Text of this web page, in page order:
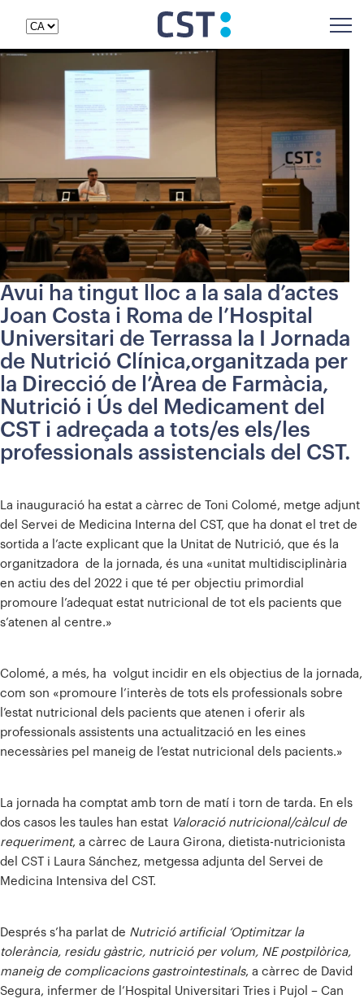
Avui ha tingut lloc a la sala d’actes
Joan Costa i Roma de l’Hospital
Universitari de Terrassa la I Jornada
de Nutrició Clínica,organitzada per
la Direcció de l’Àrea de Farmàcia,
Nutrició i Ús del Medicament del
CST i adreçada a tots/es els/les
professionals assistencials del CST.
La inauguració ha estat a càrrec de Toni Colomé, metge adjunt
del Servei de Medicina Interna del CST, que ha donat el tret de
sortida a l’acte explicant que la Unitat de Nutrició, que és la
organitzadora de la jornada, és una «unitat multidisciplinària
en actiu des del 2022 i que té per objectiu primordial
promoure l’adequat estat nutricional de tot els pacients que
s’atenen al centre.»
Colomé, a més, ha volgut incidir en els objectius de la jornada,
com son «promoure l’interès de tots els professionals sobre
l’estat nutricional dels pacients que atenen i oferir als
professionals assistents una actualització en les eines
necessàries pel maneig de l’estat nutricional dels pacients.»
La jornada ha comptat amb torn de matí i torn de tarda. En els
dos casos les taules han estat Valoració nutricional/càlcul de
requeriment, a càrrec de Laura Girona, dietista-nutricionista
del CST i Laura Sánchez, metgessa adjunta del Servei de
Medicina Intensiva del CST.
Després s’ha parlat de Nutrició artificial ‘Optimitzar la
tolerància, residu gàstric, nutrició per volum, NE postpilòrica,
maneig de complicacions gastrointestinals, a càrrec de David
Segura, infermer de l’Hospital Universitari Tries i Pujol – Can